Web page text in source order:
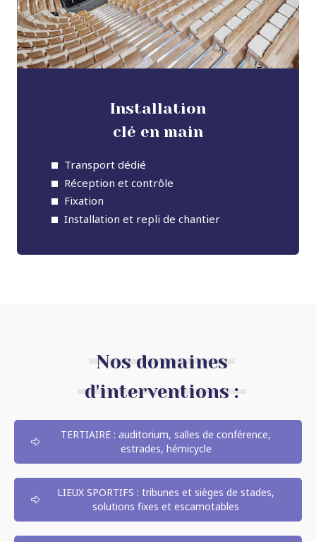
Installation
clé en main
Transport dédié
Réception et contrôle
Fixation
Installation et repli de chantier
Nos domaines
d'interventions :
TERTIAIRE : auditorium, salles de conférence,
estrades, hémicycle
LIEUX SPORTIFS : tribunes et sièges de stades,
solutions fixes et escamotables